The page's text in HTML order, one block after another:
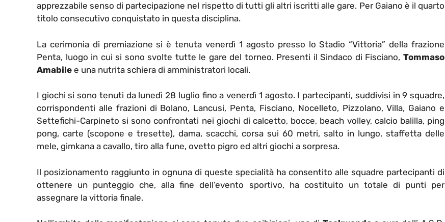
apprezzabile senso di partecipazione nel rispetto di tutti gli altri iscritti alle gare. Per Gaiano è il quarto
titolo consecutivo conquistato in questa disciplina.
La cerimonia di premiazione si è tenuta venerdì 1 agosto presso lo Stadio “Vittoria” della frazione
Penta, luogo in cui si sono svolte tutte le gare del torneo. Presenti il Sindaco di Fisciano, Tommaso
Amabile e una nutrita schiera di amministratori locali.
I giochi si sono tenuti da lunedì 28 luglio fino a venerdì 1 agosto. I partecipanti, suddivisi in 9 squadre,
corrispondenti alle frazioni di Bolano, Lancusi, Penta, Fisciano, Nocelleto, Pizzolano, Villa, Gaiano e
Settefichi-Carpineto si sono confrontati nei giochi di calcetto, bocce, beach volley, calcio balilla, ping
pong, carte (scopone e tresette), dama, scacchi, corsa sui 60 metri, salto in lungo, staffetta delle
mele, gimkana a cavallo, tiro alla fune, ovetto pigro ed altri giochi a sorpresa.
Il posizionamento raggiunto in ognuna di queste specialità ha consentito alle squadre partecipanti di
ottenere un punteggio che, alla fine dell’evento sportivo, ha costituito un totale di punti per
assegnare la vittoria finale.